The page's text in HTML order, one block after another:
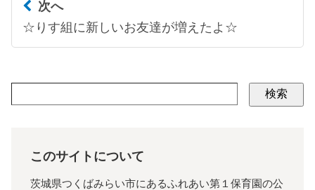
次へ
☆りす組に新しいお友達が増えたよ☆
検索
このサイトについて
茨城県つくばみらい市にあるふれあい第１保育園の公